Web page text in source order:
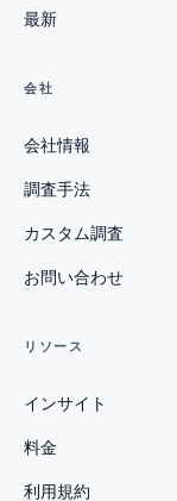
最新
会社
会社情報
調査手法
カスタム調査
お問い合わせ
リソース
インサイト
料金
利用規約